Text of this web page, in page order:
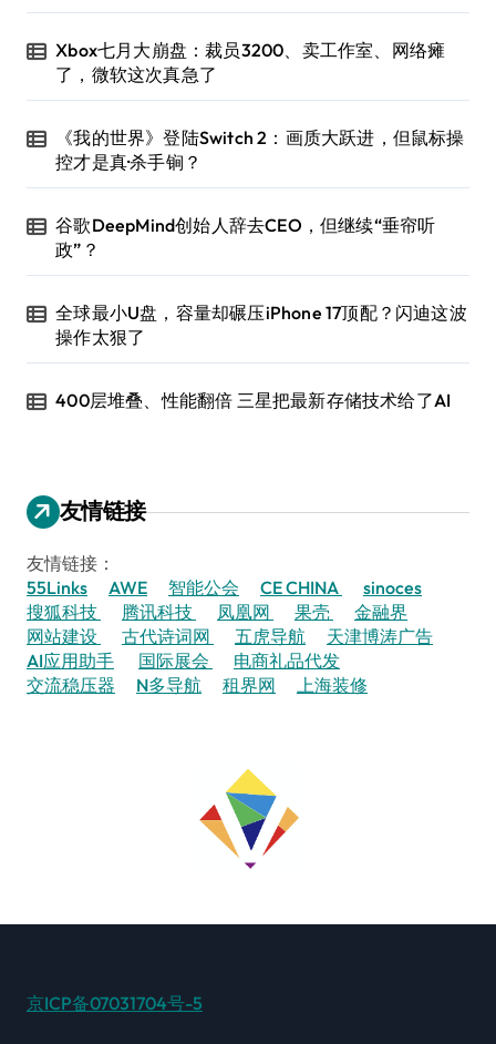
Xbox七月大崩盘：裁员3200、卖工作室、网络瘫
了，微软这次真急了
《我的世界》登陆Switch 2：画质大跃进，但鼠标操
控才是真·杀手锏？
谷歌DeepMind创始人辞去CEO，但继续“垂帘听
政”？
全球最小U盘，容量却碾压iPhone 17顶配？闪迪这波
操作太狠了
400层堆叠、性能翻倍 三星把最新存储技术给了AI
友情链接
友情链接：
55Links
AWE 智能公会 CE CHINA
sinoces
搜狐科技
腾讯科技 凤凰网 果壳
金融界
网站建设
古代诗词网 五虎导航
天津博涛广告
AI应用助手
国际展会
电商礼品代发
交流稳压器
N多导航 租界网 上海装修
京ICP备07031704号-5